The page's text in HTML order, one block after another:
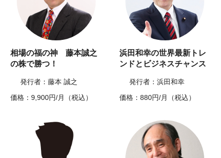
相場の福の神 藤本誠之
の株で勝つ！
発行者：藤本 誠之
価格：9,900円/月（税込）
浜田和幸の世界最新トレ
ンドとビジネスチャンス
発行者：浜田和幸
価格：880円/月（税込）